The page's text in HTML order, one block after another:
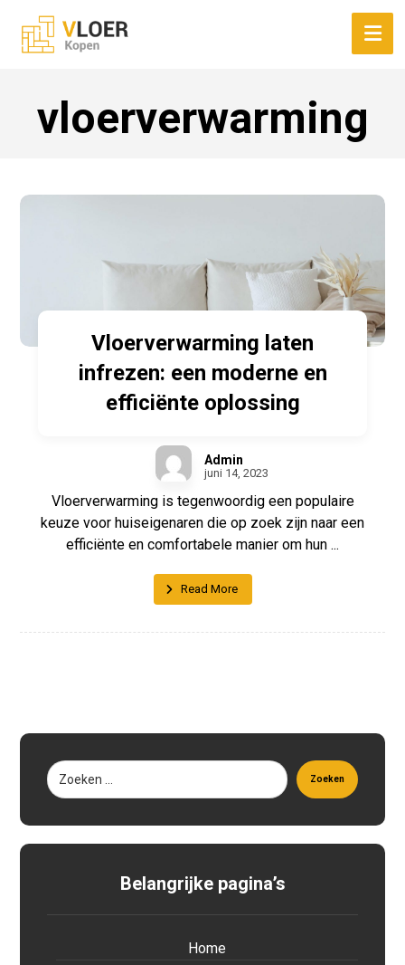
vloerverwarming
Vloerverwarming laten
infrezen: een moderne en
efficiënte oplossing
Admin
juni 14, 2023
Vloerverwarming is tegenwoordig een populaire
keuze voor huiseigenaren die op zoek zijn naar een
efficiënte en comfortabele manier om hun ...
Read More
Zoeken
Belangrijke pagina’s
Home